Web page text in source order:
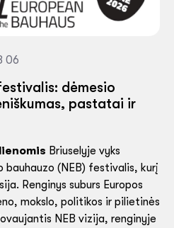
06
dėmesio
pastatai ir
Briuselyje vyks
bauhauzo (NEB) festivalis, kurį
Renginys suburs Europos
mokslo, politikos ir pilietinės
NEB vizija, renginyje